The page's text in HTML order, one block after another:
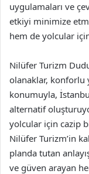
uygulamaları ve
etkiyi minimize
hem de yolcular
Nilüfer Turizm
olanaklar, konforlu
konumuyla,
alternatif
yolcular için cazip
Nilüfer Turizm’in
planda tutan
ve güven arayan